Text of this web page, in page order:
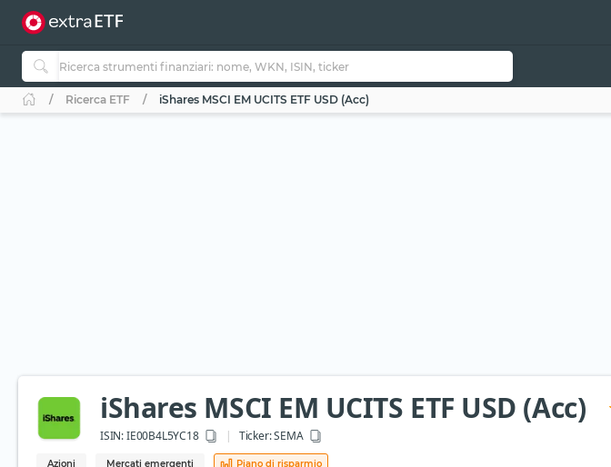
Ricerca ETF iShares MSCI EM UCITS ETF USD (Acc)
iShares MSCI EM UCITS ETF USD (Acc)
ISIN:IE00B4L5YC18 Ticker:SEMA
Azioni Mercati emergenti Piano di risparmio